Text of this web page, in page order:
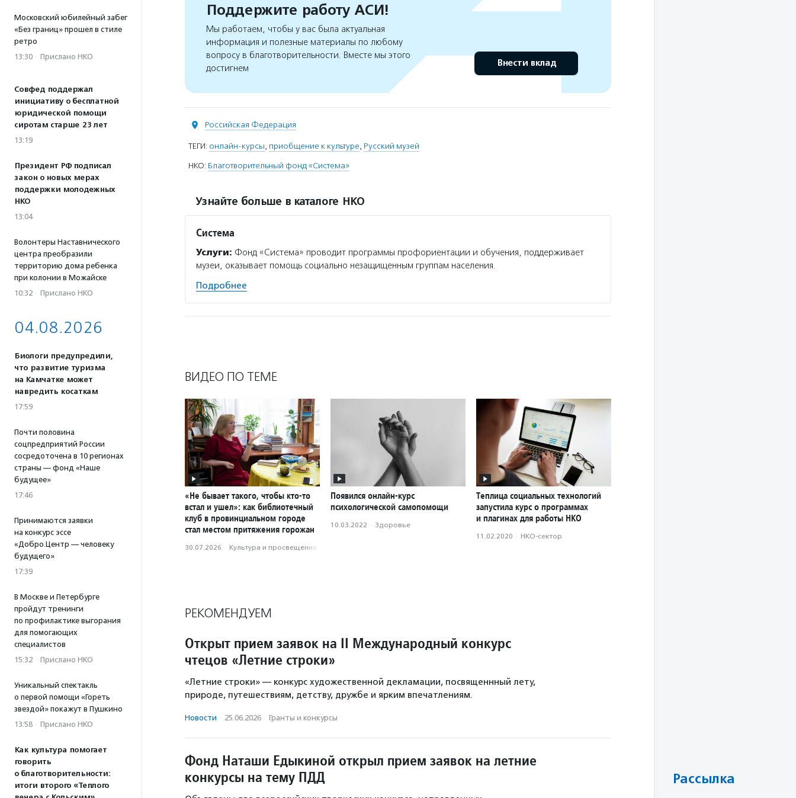
Московский юбилейный забег
«Без границ» прошел в стиле
ретро
13:30 · Прислано НКО
Совфед поддержал
инициативу о бесплатной
юридической помощи
сиротам старше 23 лет
13:19
Президент РФ подписал
закон о новых мерах
поддержки молодежных
НКО
13:04
Волонтеры Наставнического
центра преобразили
территорию дома ребенка
при колонии в Можайске
10:32 · Прислано НКО
04.08.2026
Биологи предупредили,
что развитие туризма
на Камчатке может
навредить косаткам
17:59
Почти половина
соцпредприятий России
сосредоточена в 10 регионах
страны — фонд «Наше
будущее»
17:46
Принимаются заявки
на конкурс эссе
«Добро.Центр — человеку
будущего»
17:39
В Москве и Петербурге
пройдут тренинги
по профилактике выгорания
для помогающих
специалистов
15:32 · Прислано НКО
Уникальный спектакль
о первой помощи «Гореть
звездой» покажут в Пушкино
13:58 · Прислано НКО
Как культура помогает
говорить
о благотворительности:
итоги второго «Теплого
Поддержите работу АСИ!
Мы работаем, чтобы у вас была актуальная
информация и полезные материалы по любому
вопросу в благотворительности. Вместе мы этого
достигнем
Внести вклад
Российская Федерация
ТЕГИ: онлайн-курсы, приобщение к культуре, Русский музей
НКО: Благотворительный фонд «Система»
Узнайте больше в каталоге НКО
Система
Услуги: Фонд «Система» проводит программы профориентации и обучения, поддерживает
музеи, оказывает помощь социально незащищенным группам населения.
Подробнее
ВИДЕО ПО ТЕМЕ
«Не бывает такого, чтобы кто-то
встал и ушел»: как библиотечный
клуб в провинциальном городе
стал местом притяжения горожан
30.07.2026 · Культура и просвещение
Появился онлайн-курс
психологической самопомощи
10.03.2022 · Здоровье
Теплица социальных технологий
запустила курс о программах
и плагинах для работы НКО
11.02.2020 · НКО-сектор
РЕКОМЕНДУЕМ
Открыт прием заявок на II Международный конкурс
чтецов «Летние строки»
«Летние строки» — конкурс художественной декламации, посвященнный лету,
природе, путешествиям, детству, дружбе и ярким впечатлениям.
Новости · 25.06.2026 · Гранты и конкурсы
Фонд Наташи Едыкиной открыл прием заявок на летние
конкурсы на тему ПДД
Рассылка